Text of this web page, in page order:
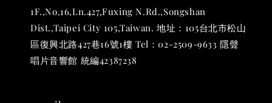
1F.,No.16,Ln.427,Fuxing N.Rd.,Songshan
Dist.,Taipei City 105,Taiwan. 地址：105台北市松山
區復興北路427巷16號1樓 Tel：02-2509-9633 隱聲
唱片音響館 統編42387238